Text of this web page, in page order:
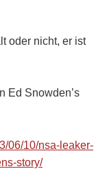
oder nicht, er ist
Ed Snowden’s
06/10/nsa-leaker-
story/